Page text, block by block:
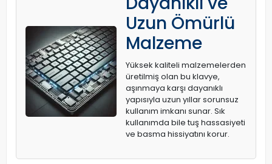
Uzun Ömürlü
Malzeme
Yüksek kaliteli malzemelerden
üretilmiş olan bu klavye,
aşınmaya karşı dayanıklı
yapısıyla uzun yıllar sorunsuz
kullanım imkanı sunar. Sık
kullanımda bile tuş hassasiyeti
ve basma hissiyatını korur.